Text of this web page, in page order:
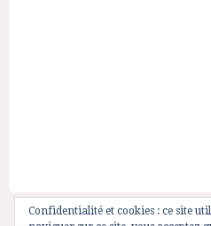
Confidentialité et cookies : ce site